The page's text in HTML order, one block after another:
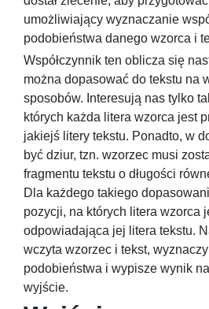
umożliwiający wyznaczanie
podobieństwa danego wzorca i
Współczynnik ten oblicza się
można dopasować do tekstu na
sposobów. Interesują nas tylko
których każda litera wzorca jest
jakiejś litery tekstu. Ponadto, w
być dziur, tzn. wzorzec musi
fragmentu tekstu o długości
Dla każdego takiego
pozycji, na których litera wzorca
odpowiadająca jej litera tekstu.
wczyta wzorzec i tekst,
podobieństwa i wypisze wynik
wyjście.